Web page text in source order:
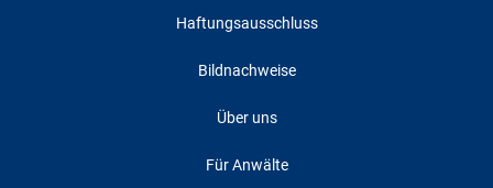
Haftungsausschluss
Bildnachweise
Über uns
Für Anwälte